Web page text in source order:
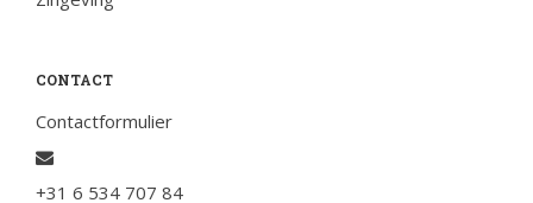
CONTACT
Contactformulier
+31 6 534 707 84